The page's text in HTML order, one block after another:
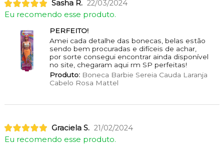
Sasha R. 22/03/2024
Eu recomendo esse produto.
PERFEITO!
Amei cada detalhe das bonecas, belas estão
sendo bem procuradas e difíceis de achar,
por sorte consegui encontrar ainda disponível
no site, chegaram aqui rm SP perfeitas!
Produto:Boneca Barbie Sereia Cauda Laranja
Cabelo Rosa Mattel
Graciela S. 21/02/2024
Eu recomendo esse produto.